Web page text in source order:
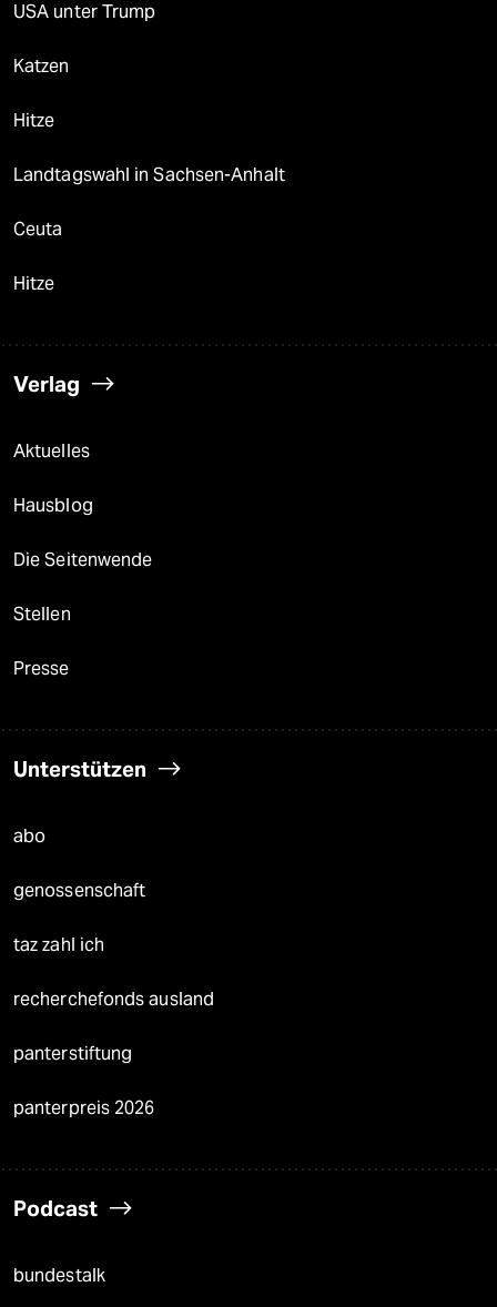
USA unter Trump
Katzen
Hitze
Landtagswahl in Sachsen-Anhalt
Ceuta
Hitze
Verlag
Aktuelles
Hausblog
Die Seitenwende
Stellen
Presse
Unterstützen
abo
genossenschaft
taz zahl ich
recherchefonds ausland
panterstiftung
panterpreis 2026
Podcast
bundestalk